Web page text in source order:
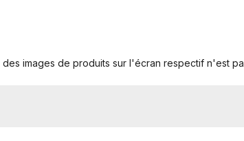
images de produits sur l'écran respectif n'est